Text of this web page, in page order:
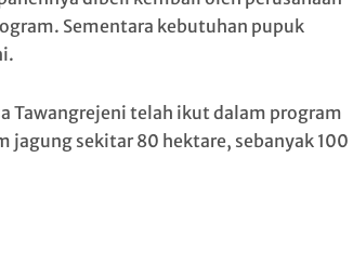
Sementara kebutuhan pupuk
Tawangrejeni telah ikut dalam program
jagung sekitar 80 hektare, sebanyak 100